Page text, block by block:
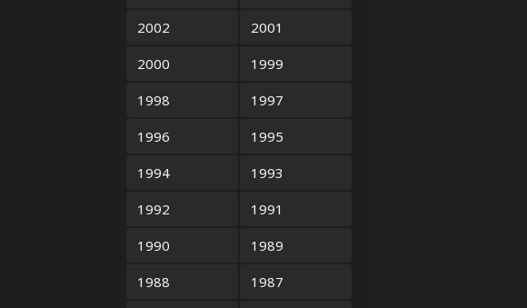
2002
2001
2000
1999
1998
1997
1996
1995
1994
1993
1992
1991
1990
1989
1988
1987